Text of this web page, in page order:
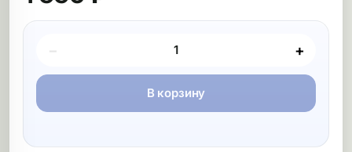
Покупка товара
− +
В корзину